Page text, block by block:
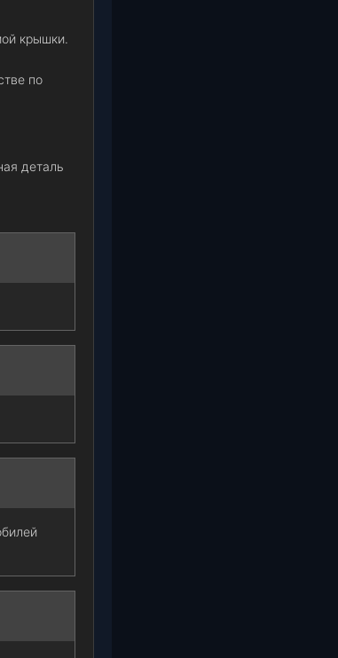
крышки.
по
деталь